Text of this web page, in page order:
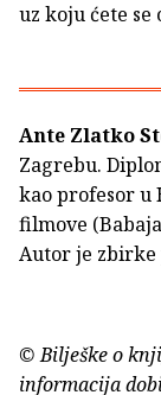
uz koju ćete se
Ante Zlatko
Zagrebu.
kao profesor u
filmove
Autor je zbirke
© Bilješke o
informacija